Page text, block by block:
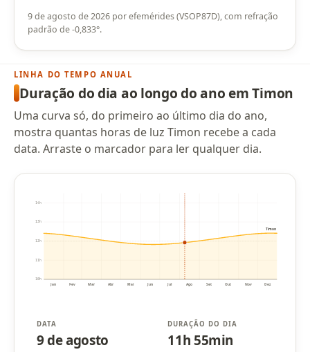
9 de agosto de 2026 por efemérides (VSOP87D), com refração
padrão de -0,833°.
LINHA DO TEMPO ANUAL
Duração do dia ao longo do ano em Timon
Uma curva só, do primeiro ao último dia do ano,
mostra quantas horas de luz Timon recebe a cada
data. Arraste o marcador para ler qualquer dia.
10h
11h
12h
13h
14h
Jan Fev Mar Abr Mai Jun Jul Ago Set Out Nov Dez
Timon
DATA
9 de agosto
DURAÇÃO DO DIA
11h 55min